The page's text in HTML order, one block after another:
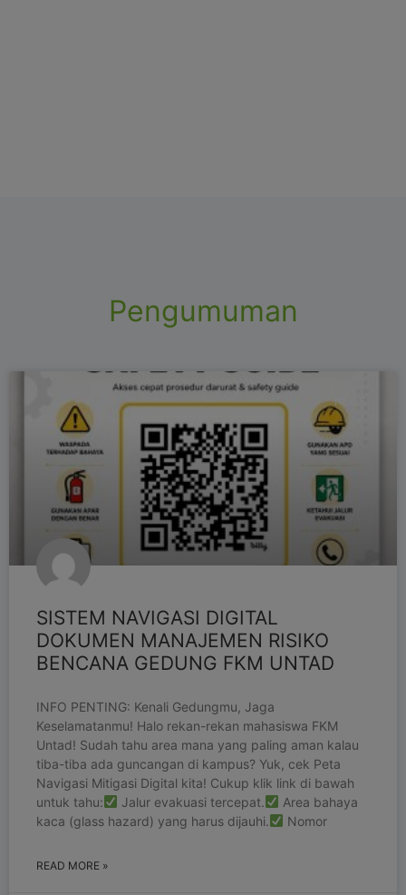
Pengumuman
NEWS
SISTEM NAVIGASI DIGITAL
DOKUMEN MANAJEMEN RISIKO
BENCANA GEDUNG FKM UNTAD
INFO PENTING: Kenali Gedungmu, Jaga
Keselamatanmu! Halo rekan-rekan mahasiswa FKM
Untad! Sudah tahu area mana yang paling aman kalau
tiba-tiba ada guncangan di kampus? Yuk, cek Peta
Navigasi Mitigasi Digital kita! Cukup klik link di bawah
untuk tahu:
Jalur evakuasi tercepat.
Area bahaya
kaca (glass hazard) yang harus dijauhi.
Nomor
READ MORE »